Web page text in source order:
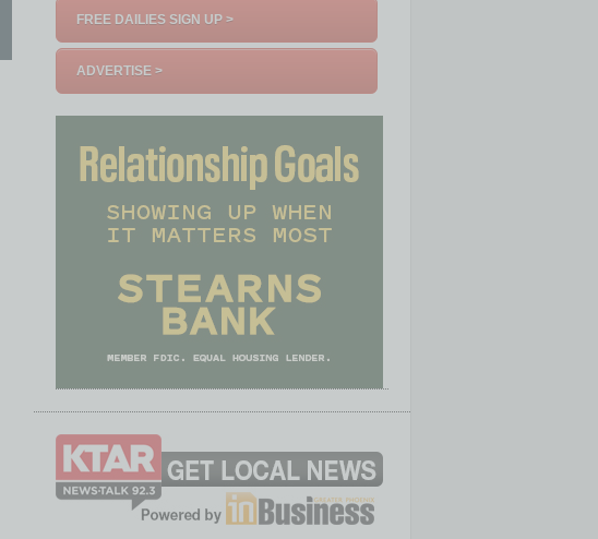
FREE DAILIES SIGN UP >
ADVERTISE >